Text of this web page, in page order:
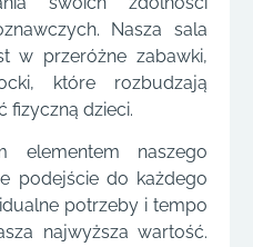
Nasza sala
w przeróżne zabawki,
które rozbudzają
fizyczną dzieci.
elementem naszego
podejście do każdego
potrzeby i tempo
najwyższa wartość.